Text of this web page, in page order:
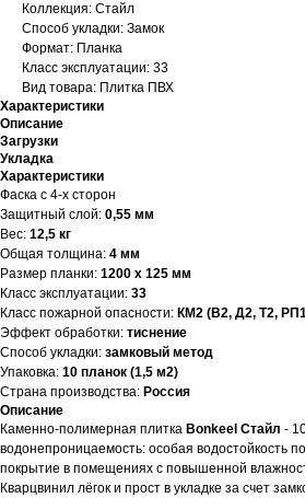
Коллекция: Стайл
Способ укладки: Замок
Формат: Планка
Класс эксплуатации: 33
Вид товара: Плитка ПВХ
Характеристики
Описание
Загрузки
Укладка
Характеристики
Фаска с 4-х сторон
Защитный слой: 0,55 мм
Вес: 12,5 кг
Общая толщина: 4 мм
Размер планки: 1200 х 125 мм
Класс эксплуатации: 33
Класс пожарной опасности: КМ2 (В2, Д2, Т2,
Эффект обработки: тиснение
Способ укладки: замковый метод
Упаковка: 10 планок (1,5 м2)
Страна производства: Россия
Описание
Каменно-полимерная плитка Bonkeel Стайл -
водонепроницаемость: особая водостойкость
покрытие в помещениях с повышенной
Кварцвинил лёгок и прост в укладке за счет